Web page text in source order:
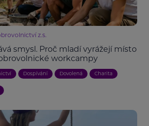
z.s.
smysl. Proč mladí vyrážejí místo
workcampy
Dospívání Dovolená Charita